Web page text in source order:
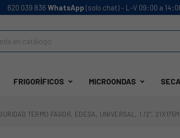
620 039 836 WhatsApp (solo chat) - L-V 09:00 a
FRIGORÍFICOS MICROONDAS
TERMO FAGOR, EDESA, UNIVERSAL, 1 /2",